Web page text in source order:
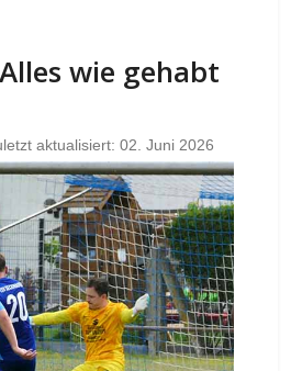
wie gehabt
aktualisiert: 02. Juni 2026